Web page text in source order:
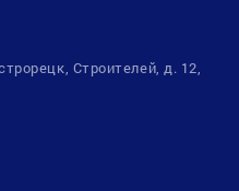
Строителей, д. 12,